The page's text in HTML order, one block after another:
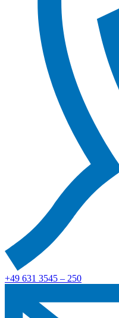
+49 631 3545 – 250